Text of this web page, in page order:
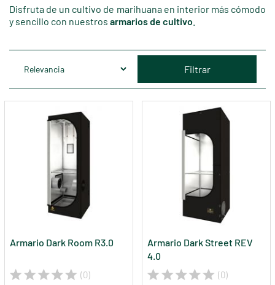
Disfruta de un cultivo de marihuana en interior más cómodo
y sencillo con nuestros armarios de cultivo
Filtrar
Armario Dark Room R3.0
(0)
Armario Dark Street REV
4.0
(0)